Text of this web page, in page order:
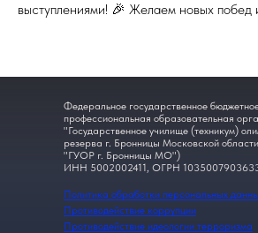
выступлениями! 🎉 Желаем новых побед
Федеральное государственное
профессиональная образовательная
"Государственное училище (техникум)
резерва г. Бронницы Московской
"ГУОР г. Бронницы МО")
ИНН 5002002411, ОГРН
Политика обработки персональных
Противодействие коррупции
Противодействие идеологии терроризма